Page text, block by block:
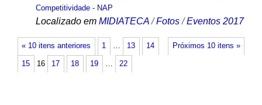
Competitividade - NAP
Localizado em MIDIATECA /Fotos /Eventos 2017
« 10 itens anteriores Próximos 10 itens »
1 … 13 14
15 16 17 18 19 … 22